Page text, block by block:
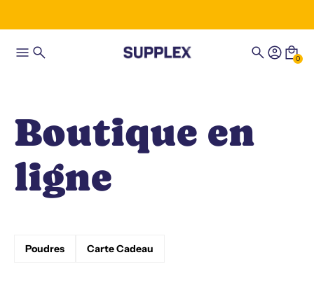
0
Boutique en
ligne
Poudres Carte Cadeau